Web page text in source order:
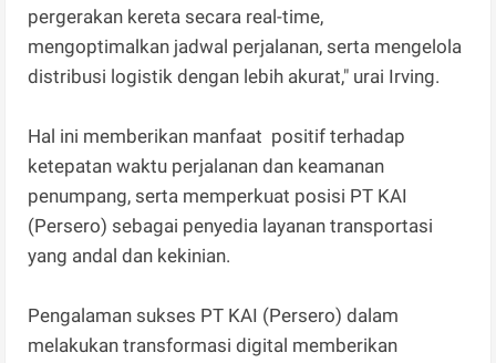
pergerakan kereta secara real-time,
mengoptimalkan jadwal perjalanan, serta mengelola
distribusi logistik dengan lebih akurat," urai Irving.
Hal ini memberikan manfaat positif terhadap
ketepatan waktu perjalanan dan keamanan
penumpang, serta memperkuat posisi PT KAI
(Persero) sebagai penyedia layanan transportasi
yang andal dan kekinian.
Pengalaman sukses PT KAI (Persero) dalam
melakukan transformasi digital memberikan